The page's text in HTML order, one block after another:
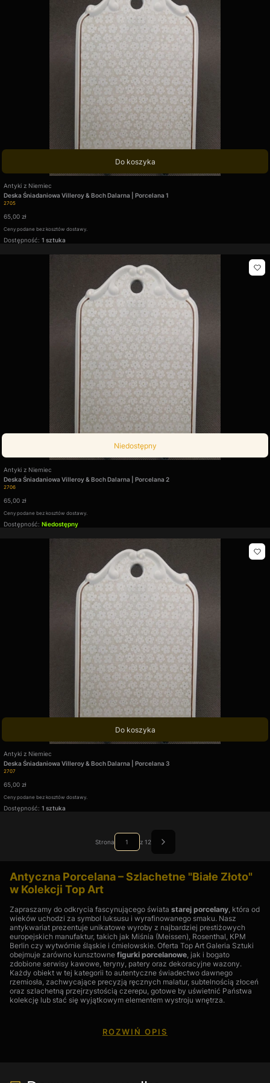
Do koszyka
Kod produktu
2705
Deska Śniadaniowa Villeroy & Boch Dalarna | Porcelana 1
Producent
Antyki z Niemiec
Cena
65,00 zł
Ceny podane bez kosztów dostawy.
Dostępność: 1 sztuka
Niedostępny
Kod produktu
2706
Deska Śniadaniowa Villeroy & Boch Dalarna | Porcelana 2
Producent
Antyki z Niemiec
Cena
65,00 zł
Ceny podane bez kosztów dostawy.
Dostępność: Niedostępny
Do koszyka
Kod produktu
2707
Deska Śniadaniowa Villeroy & Boch Dalarna | Porcelana 3
Producent
Antyki z Niemiec
Cena
65,00 zł
Ceny podane bez kosztów dostawy.
Dostępność: 1 sztuka
Strona z 12
Antyczna Porcelana – Szlachetne "Białe Złoto"
w Kolekcji Top Art
Zapraszamy do odkrycia fascynującego świata starej porcelany, która od
wieków uchodzi za symbol luksusu i wyrafinowanego smaku. Nasz
antykwariat prezentuje unikatowe wyroby z najbardziej prestiżowych
europejskich manufaktur, takich jak Miśnia (Meissen), Rosenthal, KPM
Berlin czy wytwórnie śląskie i ćmielowskie. Oferta Top Art Galeria Sztuki
obejmuje zarówno kunsztowne figurki porcelanowe, jak i bogato
zdobione serwisy kawowe, teryny, patery oraz dekoracyjne wazony.
Każdy obiekt w tej kategorii to autentyczne świadectwo dawnego
rzemiosła, zachwycające precyzją ręcznych malatur, subtelnością złoceń
oraz szlachetną przejrzystością czerepu, gotowe by uświetnić Państwa
kolekcję lub stać się wyjątkowym elementem wystroju wnętrza.
FAQ: Sztuka Ceramiki: Przewodnik po antykwarycznej
ROZWIŃ OPIS